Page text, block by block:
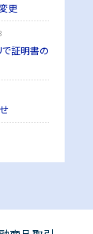
更
で証明書の